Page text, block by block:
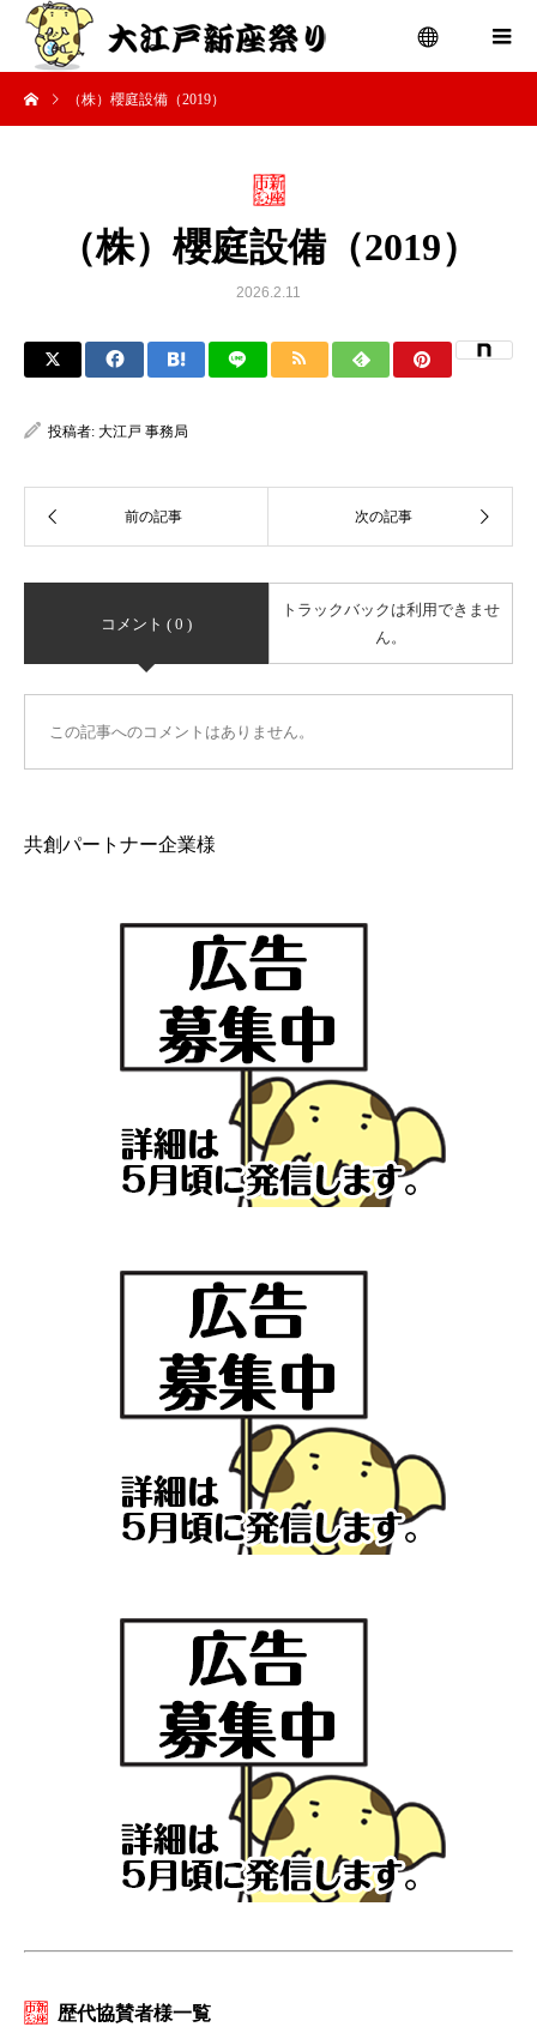
（株）櫻庭設備（2019）
（株）櫻庭設備（2019）
2026.2.11
投稿者: 大江戸 事務局
コメント ( 0 )
トラックバックは利用できませ
ん。
この記事へのコメントはありません。
共創パートナー企業様
歴代協賛者様一覧